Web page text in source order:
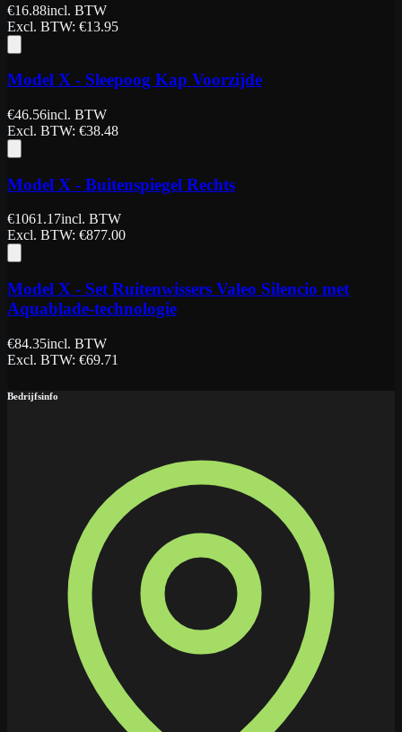
€16.88incl. BTW
Excl. BTW: €13.95
Model X - Sleepoog Kap Voorzijde
€46.56incl. BTW
Excl. BTW: €38.48
Model X - Buitenspiegel Rechts
€1061.17incl. BTW
Excl. BTW: €877.00
Model X - Set Ruitenwissers Valeo Silencio met
Aquablade-technologie
€84.35incl. BTW
Excl. BTW: €69.71
Bedrijfsinfo